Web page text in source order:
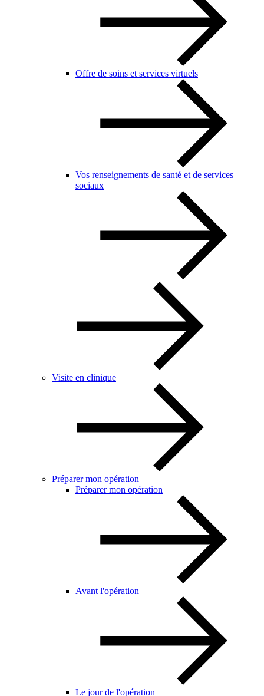
Offre de soins et services virtuels
Vos renseignements de santé et de services
sociaux
Visite en clinique
Préparer mon opération
Préparer mon opération
Avant l'opération
Le jour de l'opération